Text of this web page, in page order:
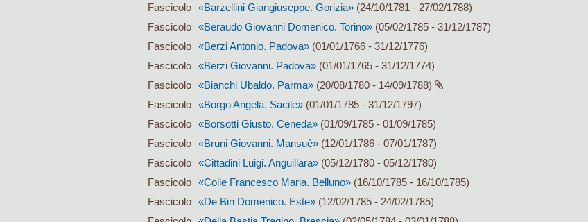
Fascicolo «Barzellini Giangiuseppe. Gorizia»(24/10/1781 - 27/02/1788)
Fascicolo «Beraudo Giovanni Domenico. Torino»(05/02/1785 - 31/12/1787)
Fascicolo «Berzi Antonio. Padova»(01/01/1766 - 31/12/1776)
Fascicolo «Berzi Giovanni. Padova»(01/01/1765 - 31/12/1774)
Fascicolo «Bianchi Ubaldo. Parma»(20/08/1780 - 14/09/1788)
Fascicolo «Borgo Angela. Sacile»(01/01/1785 - 31/12/1797)
Fascicolo «Borsotti Giusto. Ceneda»(01/09/1785 - 01/09/1785)
Fascicolo «Bruni Giovanni. Mansuè»(12/01/1786 - 07/01/1787)
Fascicolo «Cittadini Luigi. Anguillara»(05/12/1780 - 05/12/1780)
Fascicolo «Colle Francesco Maria. Belluno»(16/10/1785 - 16/10/1785)
Fascicolo «De Bin Domenico. Este»(12/02/1785 - 24/02/1785)